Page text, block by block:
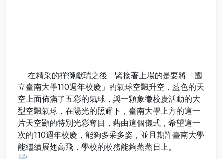
在精采的祥獅獻瑞之後，緊接著上場的是要將「國
立臺南大學110週年校慶」的氣球空飄升空，藍色的天
空上面佈滿了五彩的氣球，與一顆象徵校慶活動的大
型空飄氣球，在陽光的照耀下，臺南大學上方的這一
片天空顯的特別光彩奪目，藉由這個儀式，希望這一
次的110週年校慶，能夠多采多姿，並且期許臺南大學
能繼續展翅高飛，學校的校務能夠蒸蒸日上。